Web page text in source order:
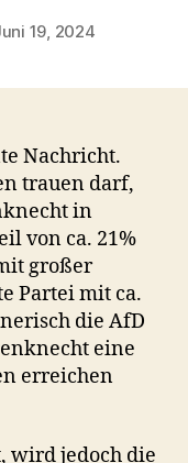
19, 2024
Nachricht.
trauen darf,
in
von ca. 21%
großer
Partei mit ca.
die AfD
eine
erreichen
wird jedoch die